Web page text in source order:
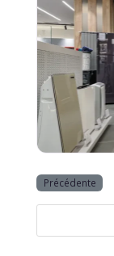
Précédente